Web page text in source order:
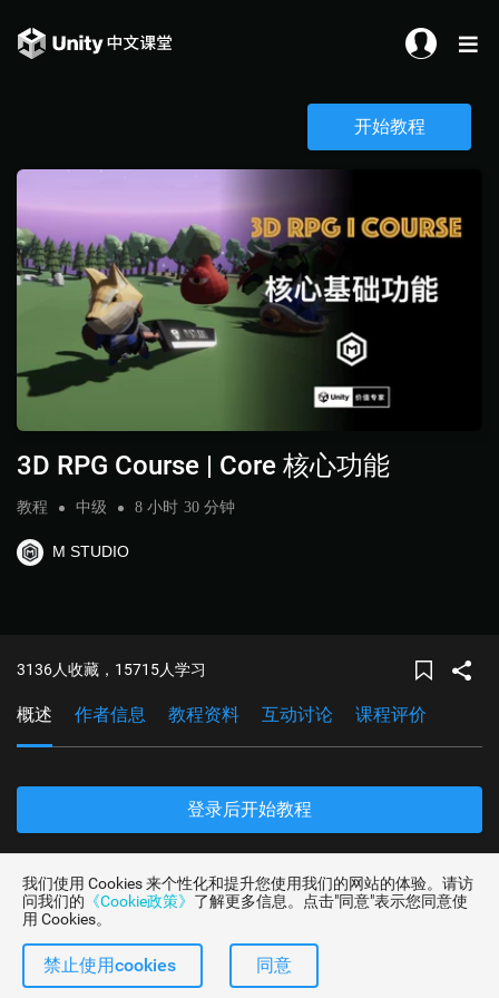
开始教程
3D RPG Course | Core 核心功能
教程 中级 8 小时 30 分钟
M STUDIO
3136人收藏，15715人学习
概述 作者信息 教程资料 互动讨论 课程评价
登录后开始教程
1. 课程准备
2. Create Project 创建项目导入素材
3. Build Level 尝试熟悉基本工具
我们使用 Cookies 来个性化和提升您使用我们的网站的体验。请访
问我们的 《Cookie政策》 了解更多信息。点击"同意"表示您同意使
用 Cookies。
禁止使用cookies 同意